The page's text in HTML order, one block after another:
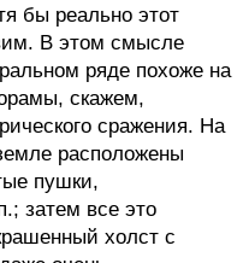
бы реально этот
В этом смысле
ряде похоже на
скажем,
сражения. На
расположены
пушки,
затем все это
холст с